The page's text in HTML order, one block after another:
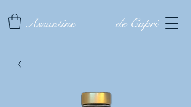
Assuntine de Capri